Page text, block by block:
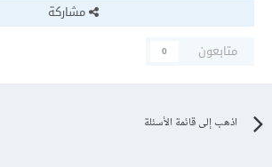
مشاركة
متابعون
0
اذهب إلى قائمة الأسئلة